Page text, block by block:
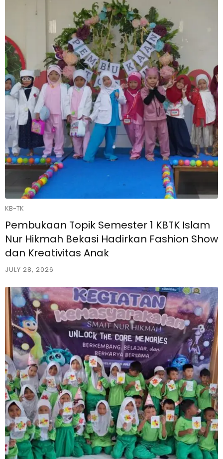
KB-TK
Pembukaan Topik Semester 1 KBTK Islam
Nur Hikmah Bekasi Hadirkan Fashion Show
dan Kreativitas Anak
JULY 28, 2026